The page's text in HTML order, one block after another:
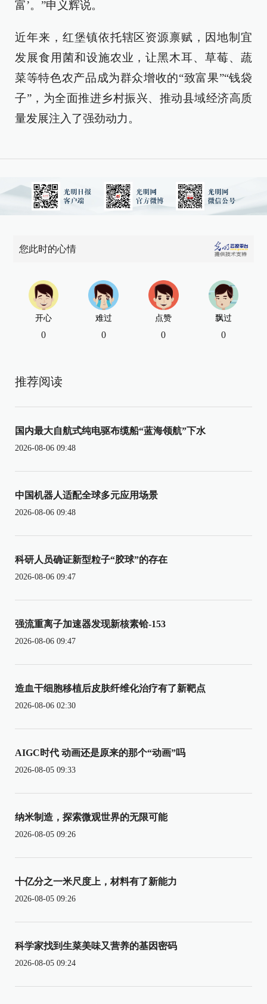
富’。”申义辉说。
近年来，红堡镇依托辖区资源禀赋，因地制宜
发展食用菌和设施农业，让黑木耳、草莓、蔬
菜等特色农产品成为群众增收的“致富果”“钱袋
子”，为全面推进乡村振兴、推动县域经济高质
量发展注入了强劲动力。
您此时的心情
开心
0
难过
0
点赞
0
飘过
0
推荐阅读
国内最大自航式纯电驱布缆船“蓝海领航”下水
2026-08-06 09:48
中国机器人适配全球多元应用场景
2026-08-06 09:48
科研人员确证新型粒子“胶球”的存在
2026-08-06 09:47
强流重离子加速器发现新核素铪-153
2026-08-06 09:47
造血干细胞移植后皮肤纤维化治疗有了新靶点
2026-08-06 02:30
AIGC时代 动画还是原来的那个“动画”吗
2026-08-05 09:33
纳米制造，探索微观世界的无限可能
2026-08-05 09:26
十亿分之一米尺度上，材料有了新能力
2026-08-05 09:26
科学家找到生菜美味又营养的基因密码
2026-08-05 09:24